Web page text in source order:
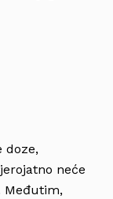
doze,
neće
Međutim,